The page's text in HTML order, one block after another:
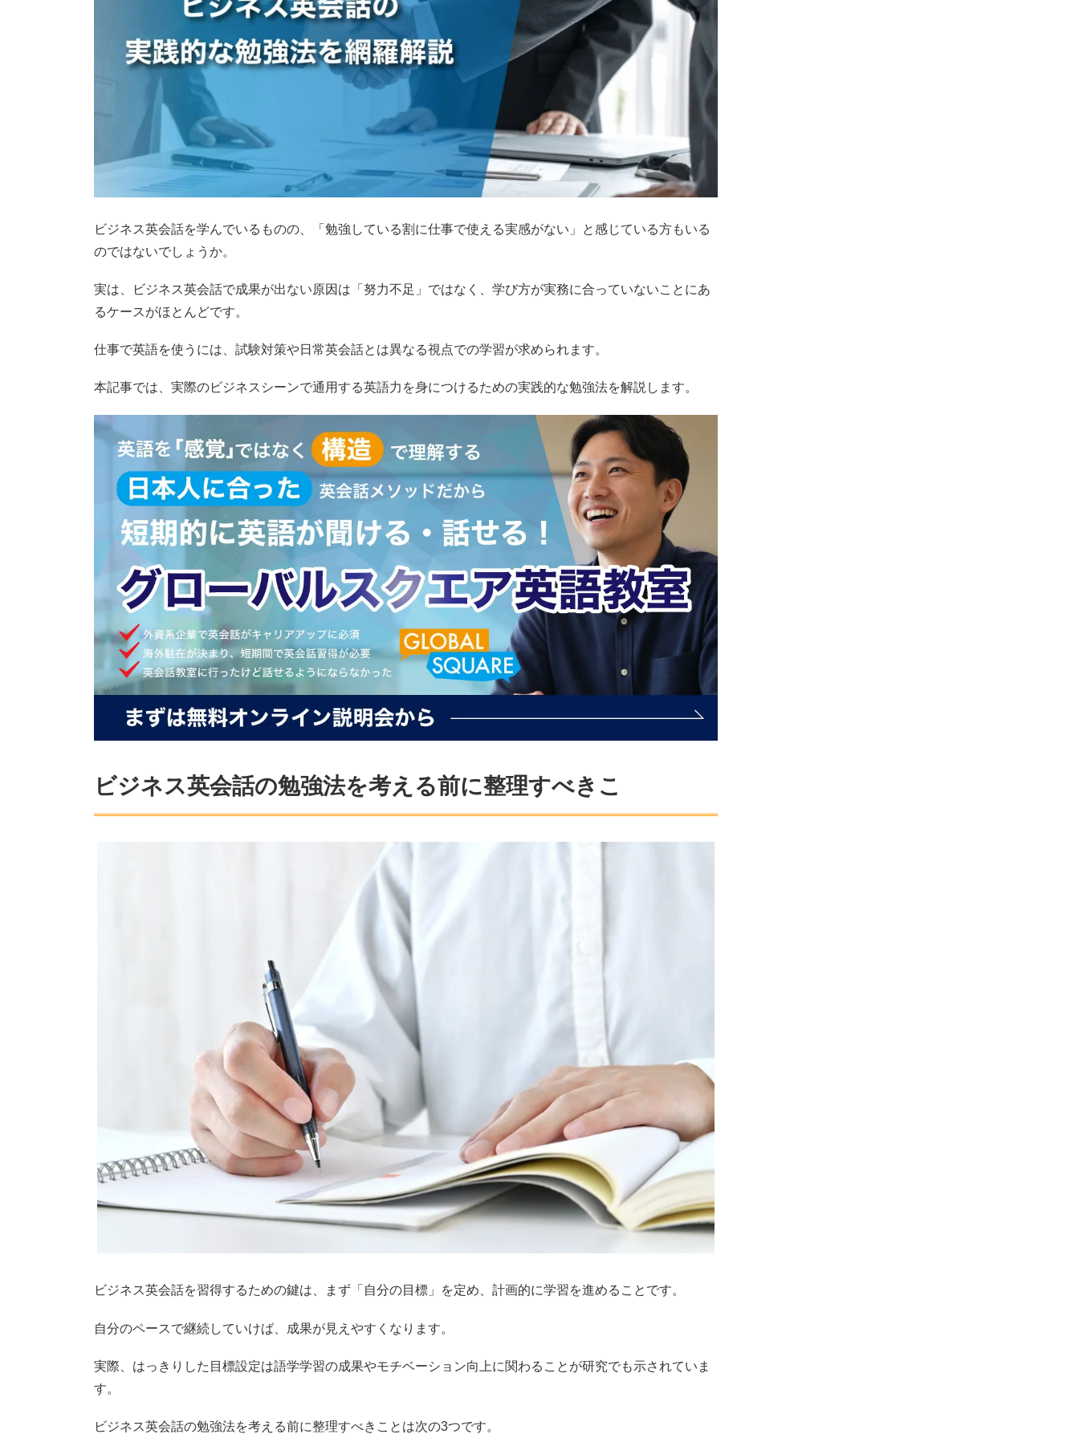
ビジネス英会話を学んでいるものの、「勉強している割に仕事で使える実感がない」と感じている方もいる
のではないでしょうか。
実は、ビジネス英会話で成果が出ない原因は「努力不足」ではなく、学び方が実務に合っていないことにあ
るケースがほとんどです。
仕事で英語を使うには、試験対策や日常英会話とは異なる視点での学習が求められます。
本記事では、実際のビジネスシーンで通用する英語力を身につけるための実践的な勉強法を解説します。
ビジネス英会話の勉強法を考える前に整理すべきこ
ビジネス英会話を習得するための鍵は、まず「自分の目標」を定め、計画的に学習を進めることです。
自分のペースで継続していけば、成果が見えやすくなります。
実際、はっきりした目標設定は語学学習の成果やモチベーション向上に関わることが研究でも示されていま
す。
ビジネス英会話の勉強法を考える前に整理すべきことは次の3つです。